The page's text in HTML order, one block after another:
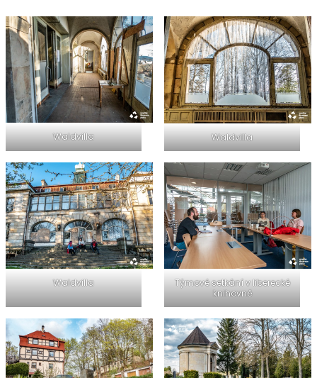
Waldvilla Waldvilla
Waldvilla
Týmové setkání v liberecké
knihovně